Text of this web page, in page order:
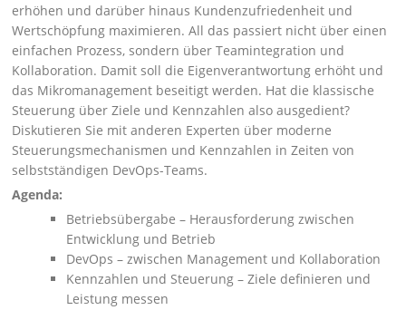
erhöhen und darüber hinaus Kundenzufriedenheit und
Wertschöpfung maximieren. All das passiert nicht über einen
einfachen Prozess, sondern über Teamintegration und
Kollaboration. Damit soll die Eigenverantwortung erhöht und
das Mikromanagement beseitigt werden. Hat die klassische
Steuerung über Ziele und Kennzahlen also ausgedient?
Diskutieren Sie mit anderen Experten über moderne
Steuerungsmechanismen und Kennzahlen in Zeiten von
selbstständigen DevOps-Teams.
Agenda:
Betriebsübergabe – Herausforderung zwischen
Entwicklung und Betrieb
DevOps – zwischen Management und Kollaboration
Kennzahlen und Steuerung – Ziele definieren und
Leistung messen